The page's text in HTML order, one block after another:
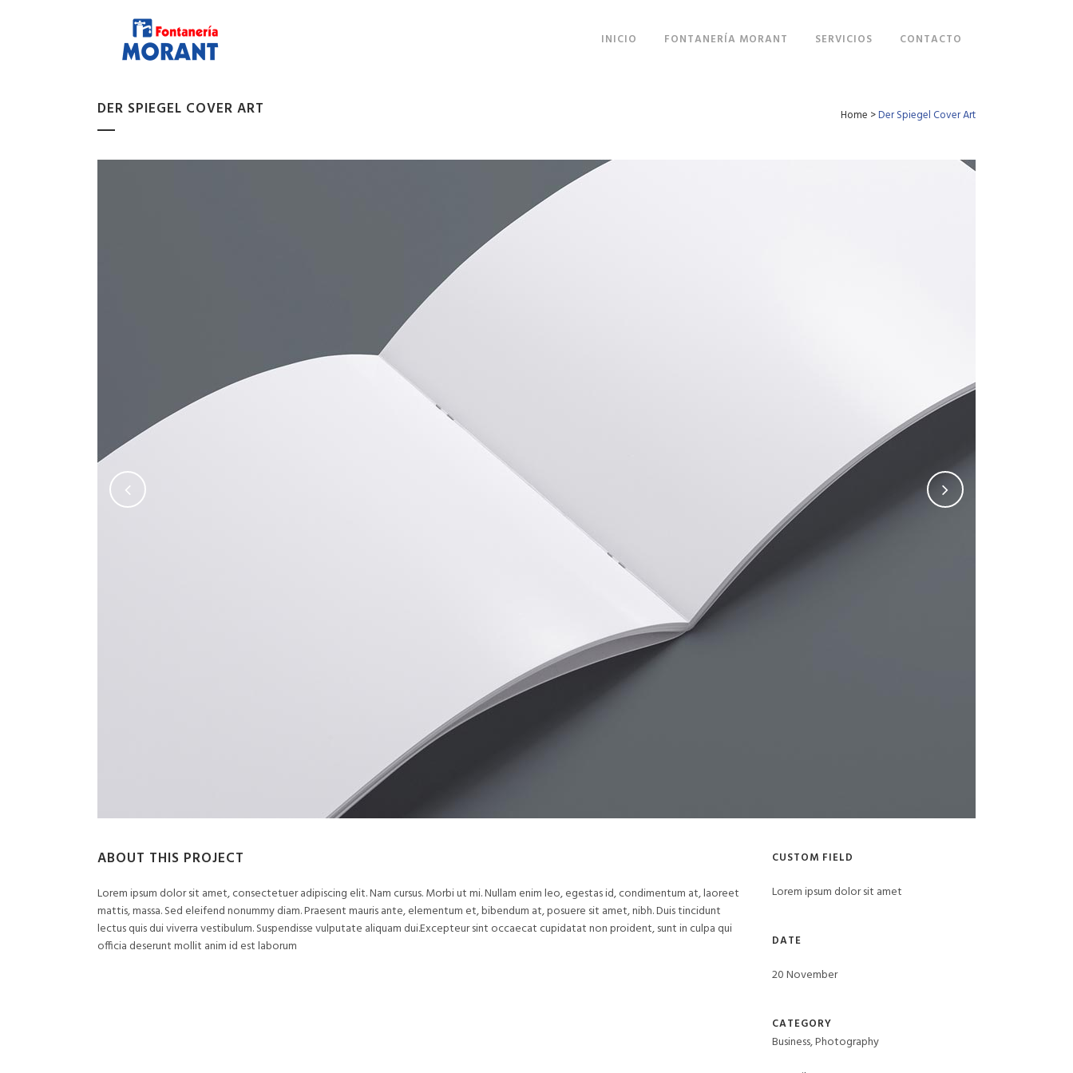
INICIO FONTANERÍA MORANT SERVICIOS CONTACTO
DER SPIEGEL COVER ART Home >Der Spiegel Cover Art
ABOUT THIS PROJECT
Lorem ipsum dolor sit amet, consectetuer adipiscing elit. Nam cursus. Morbi ut mi. Nullam enim leo, egestas id, condimentum at, laoreet
mattis, massa. Sed eleifend nonummy diam. Praesent mauris ante, elementum et, bibendum at, posuere sit amet, nibh. Duis tincidunt
lectus quis dui viverra vestibulum. Suspendisse vulputate aliquam dui.Excepteur sint occaecat cupidatat non proident, sunt in culpa qui
officia deserunt mollit anim id est laborum
CUSTOM FIELD
Lorem ipsum dolor sit amet
DATE
20 November
CATEGORY
Business, Photography